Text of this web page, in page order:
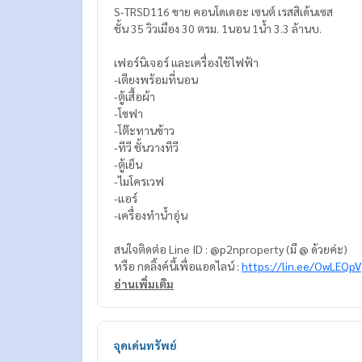
S-TRSD116 ขาย คอนโดเดอะ เซนต์ เรสสิเด้นเซส
ชั้น 35 วิวเมือง 30 ตรม. 1นอน 1น้ำ 3.3 ล้านบ.
เฟอร์นิเจอร์ และเครื่องใช้ไฟฟ้า
-เตียงพร้อมที่นอน
-ตู้เสื้อผ้า
-โซฟา
-โต๊ะทานข้าว
-ทีวี ชั้นวางทีวี
-ตู้เย็น
-ไมโครเวฟ
-แอร์
-เครื่องทำน้ำอุ่น
สนใจติดต่อ Line ID : @p2nproperty (มี @ ด้วยค่ะ)
หรือ กดลิ้งค์นี้เพื่อแอดไลน์ : https://lin.ee/OwLEQpV
* มีให้เลือกอีกหลายห้อง หลายโครงการค่ะ
อ่านเพิ่มเติม
จุดเด่นทรัพย์